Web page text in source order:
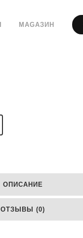
МАGАЗИН
ОПИСАНИЕ
ОТЗЫВЫ (0)